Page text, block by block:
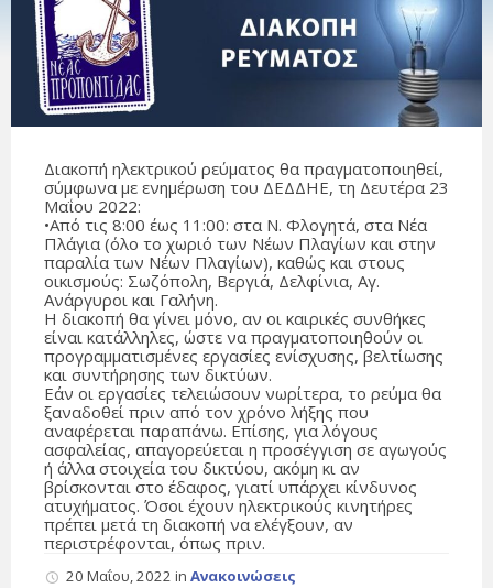
Διακοπή ηλεκτρικού ρεύματος θα πραγματοποιηθεί,
σύμφωνα με ενημέρωση του ΔΕΔΔΗΕ, τη Δευτέρα 23
Μαΐου 2022:
•Από τις 8:00 έως 11:00: στα Ν. Φλογητά, στα Νέα
Πλάγια (όλο το χωριό των Νέων Πλαγίων και στην
παραλία των Νέων Πλαγίων), καθώς και στους
οικισμούς: Σωζόπολη, Βεργιά, Δελφίνια, Αγ.
Ανάργυροι και Γαλήνη.
Η διακοπή θα γίνει μόνο, αν οι καιρικές συνθήκες
είναι κατάλληλες, ώστε να πραγματοποιηθούν οι
προγραμματισμένες εργασίες ενίσχυσης, βελτίωσης
και συντήρησης των δικτύων.
Εάν οι εργασίες τελειώσουν νωρίτερα, το ρεύμα θα
ξαναδοθεί πριν από τον χρόνο λήξης που
αναφέρεται παραπάνω. Επίσης, για λόγους
ασφαλείας, απαγορεύεται η προσέγγιση σε αγωγούς
ή άλλα στοιχεία του δικτύου, ακόμη κι αν
βρίσκονται στο έδαφος, γιατί υπάρχει κίνδυνος
ατυχήματος. Όσοι έχουν ηλεκτρικούς κινητήρες
πρέπει μετά τη διακοπή να ελέγξουν, αν
περιστρέφονται, όπως πριν.
20 Μαΐου, 2022 in Ανακοινώσεις